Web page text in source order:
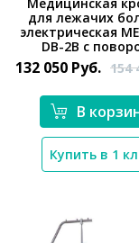
*}
для лежачих
электрическая
DB-2B с
132 050 Руб. 154
В
Купить в 1